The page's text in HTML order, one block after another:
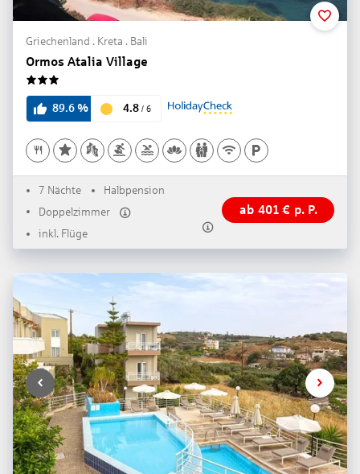
Griechenland . Kreta . Bali
Ormos Atalia Village
89.6% 4.8 / 6
7 Nächte
Halbpension
Doppelzimmer
inkl. Flüge
ab 401 € p. P.